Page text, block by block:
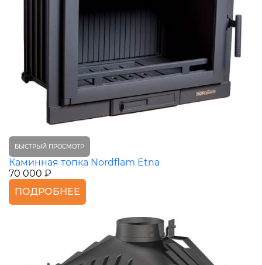
БЫСТРЫЙ ПРОСМОТР
Каминная топка Nordflam Etna
70 000 ₽
ПОДРОБНЕЕ